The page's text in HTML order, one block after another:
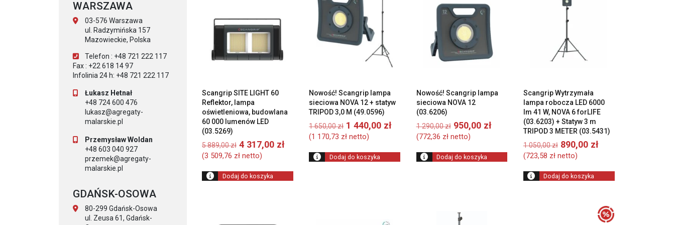
wysokiej
niskiej
Scangrip SITE LIGHT 60
Reflektor, lampa
oświetleniowa, budowlana
60 000 lumenów LED
(03.5269)
5 889,00zł Pierwotna
cena
wynosiła:
5
889,00 zł.
4 317,00 złAktualna
wynosi:
4
317,00 zł.
(3 509,76 zł netto)
Dodaj do koszyka
Nowość! Scangrip lampa
sieciowa NOVA 12 + statyw
TRIPOD 3,0 M (49.0596)
1 650,00zł Pierwotna
cena
wynosiła:
1
650,00 zł.
1 440,00 złAktualna
wynosi:
1
440,00 zł.
(1 170,73 zł netto)
Dodaj do koszyka
Nowość! Scangrip lampa
sieciowa NOVA 12
(03.6206)
1 290,00zł Pierwotna
cena
wynosiła:
1
290,00 zł.
950,00 złAktualna
950,00 zł.
(772,36 złnetto)
Dodaj do koszyka
Scangrip Wytrzymała
lampa robocza LED 6000
lm 41 W, NOVA 6 forLIFE
(03.6203) + Statyw 3 m
TRIPOD 3 METER (03.5431)
1 050,00zł Pierwotna
cena
wynosiła:
1
050,00 zł.
890,00 złAktualna
890,00 zł.
(723,58 złnetto)
Dodaj do koszyka
WARSZAWA
03-576 Warszawa
ul. Radzymińska 157
Mazowieckie, Polska
Telefon : +48 721 222 117
Fax : +22 618 14 97
Infolinia 24 h: +48 721 222 117
Łukasz Hetnał
+48 724 600 476
lukasz@agregaty-
malarskie.pl
Przemysław Woldan
+48 603 040 927
przemek@agregaty-
malarskie.pl
GDAŃSK-OSOWA
80-299 Gdańsk-Osowa
ul. Zeusa 61, Gdańsk-